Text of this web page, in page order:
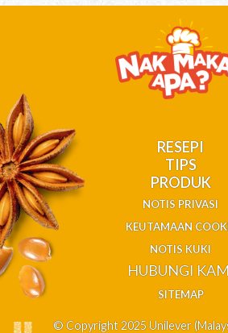
RESEPI
TIPS
PRODUK
NOTIS PRIVASI
KEUTAMAAN
NOTIS KUKI
HUBUNGI
SITEMAP
© Copyright 2025 Unilever